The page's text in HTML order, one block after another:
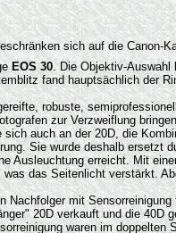
sich auf die Canon-
EOS 30. Die Objektiv-Auswahl
fand hauptsächlich der
robuste,
zur Verzweiflung
sich auch an der 20D, die
Sie wurde deshalb ersetzt
Ausleuchtung erreicht. Mit
das Seitenlicht verstärkt.
Nachfolger mit
20D verkauft und die
waren im